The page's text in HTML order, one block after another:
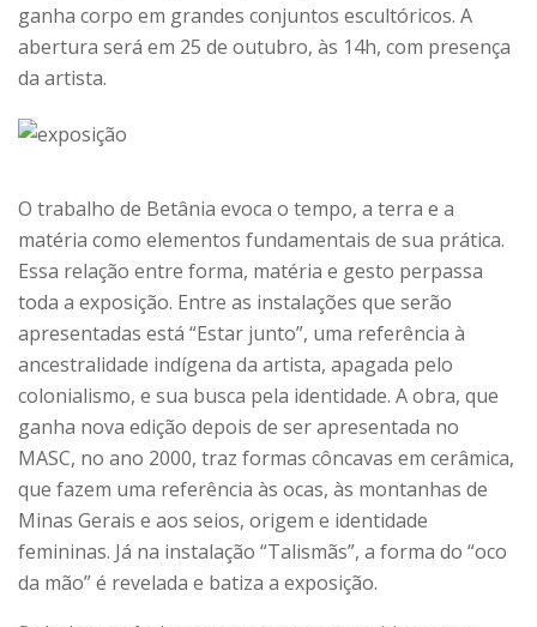
ganha corpo em grandes conjuntos escultóricos. A
abertura será em 25 de outubro, às 14h, com presença
da artista.
O trabalho de Betânia evoca o tempo, a terra e a
matéria como elementos fundamentais de sua prática.
Essa relação entre forma, matéria e gesto perpassa
toda a exposição. Entre as instalações que serão
apresentadas está “Estar junto”, uma referência à
ancestralidade indígena da artista, apagada pelo
colonialismo, e sua busca pela identidade. A obra, que
ganha nova edição depois de ser apresentada no
MASC, no ano 2000, traz formas côncavas em cerâmica,
que fazem uma referência às ocas, às montanhas de
Minas Gerais e aos seios, origem e identidade
femininas. Já na instalação “Talismãs”, a forma do “oco
da mão” é revelada e batiza a exposição.